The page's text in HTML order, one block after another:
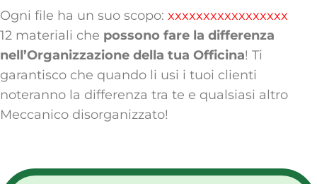
Ogni file ha un suo scopo: xxxxxxxxxxxxxxxxx
12 materiali che possono fare la differenza
nell’Organizzazione della tua Officina! Ti
garantisco che quando li usi i tuoi clienti
noteranno la differenza tra te e qualsiasi altro
Meccanico disorganizzato!